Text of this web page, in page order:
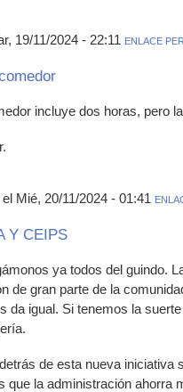
19/11/2024 - 22:11 ENLACE
incluye dos horas, pero
Mié, 20/11/2024 - 01:41
Y CEIPS
ya todos del guindo.
de gran parte de la
da igual. Si tenemos la
de esta nueva
que la administración